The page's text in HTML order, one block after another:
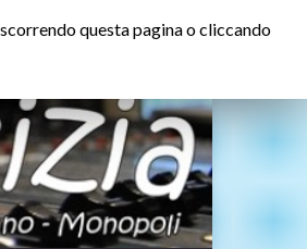
questa pagina o cliccando